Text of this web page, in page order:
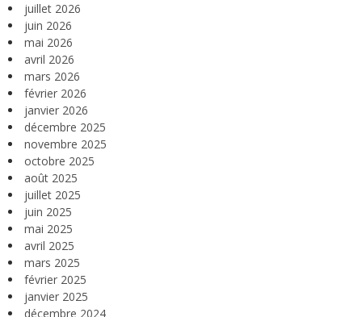
juillet 2026
juin 2026
mai 2026
avril 2026
mars 2026
février 2026
janvier 2026
décembre 2025
novembre 2025
octobre 2025
août 2025
juillet 2025
juin 2025
mai 2025
avril 2025
mars 2025
février 2025
janvier 2025
décembre 2024